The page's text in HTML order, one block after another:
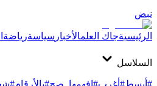
نبض
الرئيسيةجاك العلمالأخبار سياسةرياضة
السلاسل
#أبسط#أغرب#افهمها_صح#بالأرقام